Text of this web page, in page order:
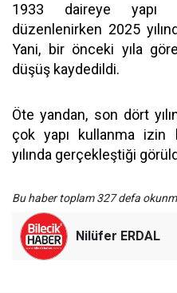
1933 daireye yapı
düzenlenirken 2025
Yani, bir önceki yıla
düşüş kaydedildi.
Öte yandan, son dört
çok yapı kullanma
yılında gerçekleştiği
Bu haber toplam 327 defa
Nilüfer ERDAL